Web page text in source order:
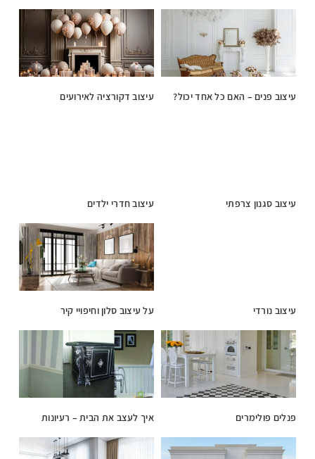
עיצוב פנים – האם כל אחד יכול? עיצוב דקורציה לאירועים
עיצוב סגנון צרפתי עיצוב חדרי ילדים
עיצוב נורדי על עיצוב סלון וחיפויי קיר
פנלים פולימרים איך לעצב את הבית – רעיונות